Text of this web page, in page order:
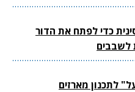
כדי לפתח את הדור
לשבבים
לתכנון מארזים